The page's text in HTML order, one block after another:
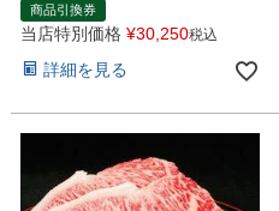
商品引換券
当店特別価格 ¥30,250税込
詳細を見る